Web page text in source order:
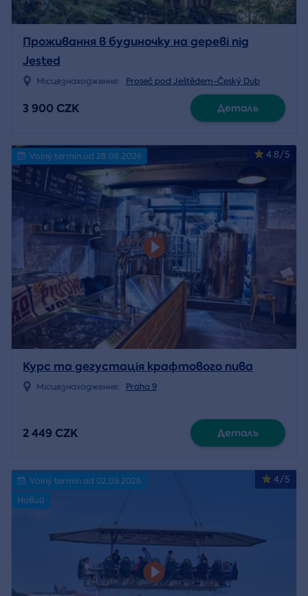
Проживання в будиночку на дереві під
Jested
Місцезнаходження: Proseč pod Ještědem-Český Dub
3 900 CZK Деталь
4.8/5
Volný termín od 28.08.2026
Курс та дегустація крафтового пива
Місцезнаходження: Praha 9
2 449 CZK Деталь
4/5
Volný termín od 02.09.2026
Новий